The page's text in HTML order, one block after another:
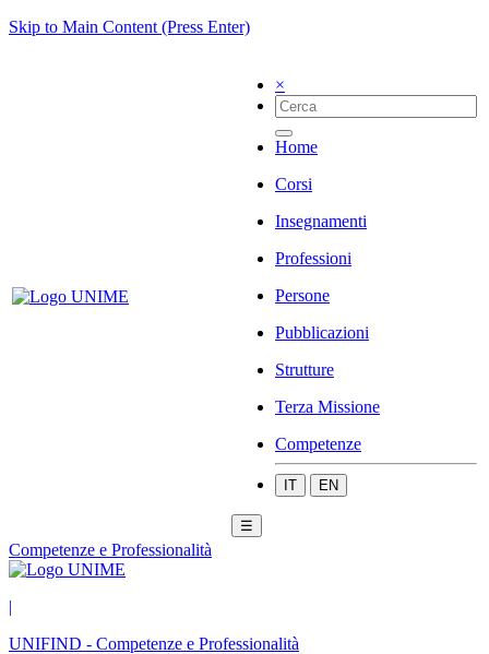
Skip to Main Content (Press Enter)
×
Home
Corsi
Insegnamenti
Professioni
Persone
Pubblicazioni
Strutture
Terza Missione
Competenze
IT EN
☰
Competenze e Professionalità
|
UNIFIND - Competenze e Professionalità